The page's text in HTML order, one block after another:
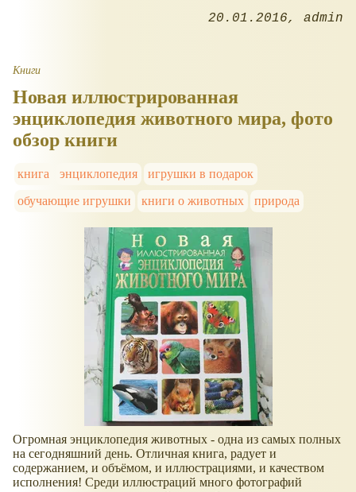
20.01.2016 admin
Книги
Новая иллюстрированная
энциклопедия животного мира, фото
обзор книги
книга энциклопедия
игрушки в подарок
обучающие игрушки
книги о животных природа
Огромная энциклопедия животных - одна из самых полных
на сегодняшний день. Отличная книга, радует и
содержанием, и объёмом, и иллюстрациями, и качеством
исполнения! Среди иллюстраций много фотографий